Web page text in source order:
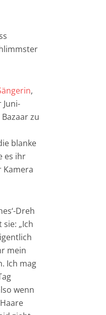
,
Juni-
zu
blanke
es ihr
Kamera
Dreh
sie: „Ich
mein
Ich mag
wenn